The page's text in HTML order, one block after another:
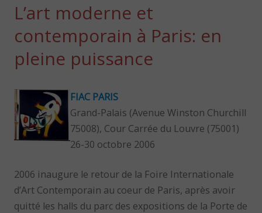
L’art moderne et
contemporain à Paris: en
pleine puissance
FIAC PARIS
Grand-Palais (Avenue Winston Churchill
75008), Cour Carrée du Louvre (75001)
26-30 octobre 2006
2006 inaugure le retour de la Foire Internationale
d’Art Contemporain au coeur de Paris, après avoir
quitté les halls du parc des expositions de la Porte de